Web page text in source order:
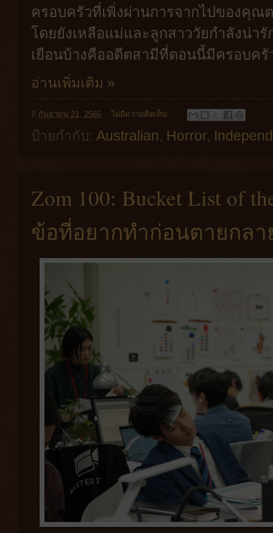
ครอบครัวที่เพิ่งผ่านการจากไปของคุ
โดยยังเหลือแม่และลูกสาววัยกำลังน่า
เยือนบ้างคืออดีตสามีที่ตอนนี้มีครอบค
อ่านเพิ่มเติม »
ที่ กันยายน 21, 2566 ไม่มีความคิดเห็น:
ป้ายกำกับ: Australian, Horror,
Zom 100: Bucket List of
ข้อที่อยากทำก่อนตายกล